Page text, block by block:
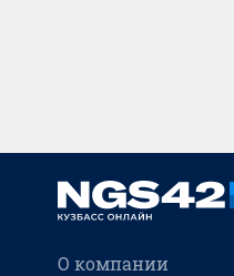
О компании